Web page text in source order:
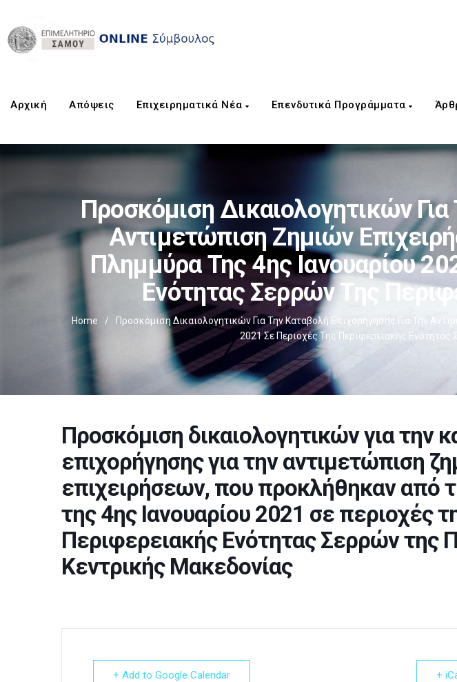
Αρχική Aπόψεις Επιχειρηματικά Νέα Επενδυτικά Προγράμματα
Προσκόμιση Δικαιολογητικών
Αντιμετώπιση Ζημιών
Πλημμύρα Της 4ης Ιανουαρίου
Ενότητας Σερρών Της
Home /
Προσκόμιση Δικαιολογητικών Για Την Καταβολή Επιχορήγησης Για Την
2021 Σε Περιοχές Της Περιφερειακής
Προσκόμιση δικαιολογητικών για την
επιχορήγησης για την αντιμετώπιση
επιχειρήσεων, που προκλήθηκαν από
της 4ης Ιανουαρίου 2021 σε περιοχές
Περιφερειακής Ενότητας Σερρών της
Κεντρικής Μακεδονίας
+ Add to Google Calendar +